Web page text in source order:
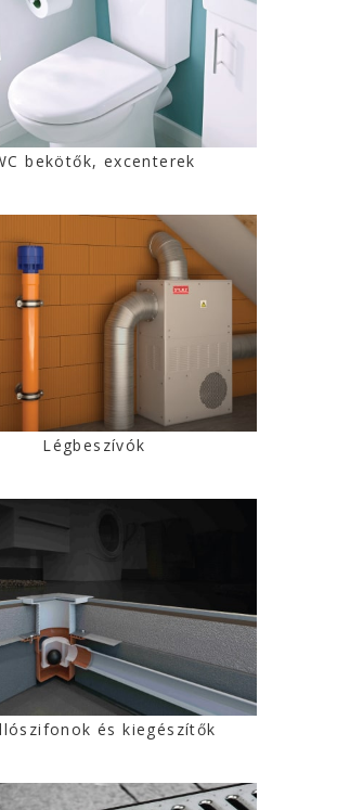
bekötők, excenterek
Légbeszívók
és kiegészítők